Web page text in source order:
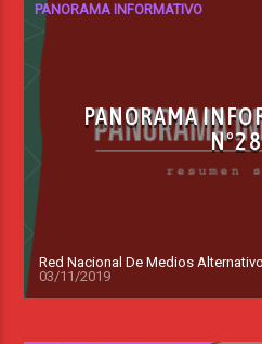
PANORAMA INFORMATIVO
PANORAMA
Red Nacional De Medios
03/11/2019